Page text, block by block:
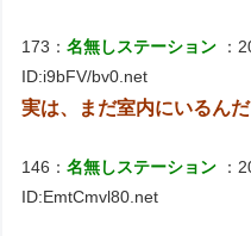
173：名無しステーション
：
ID:i9bFV/bv0.net
実は、まだ室内にいるんだ
146：名無しステーション
：
ID:EmtCmvl80.net